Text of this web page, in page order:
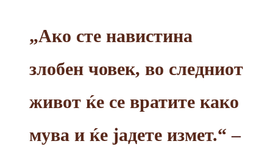
„Ако сте навистина
злобен човек, во следниот
живот ќе се вратите како
мува и ќе јадете измет.“ –